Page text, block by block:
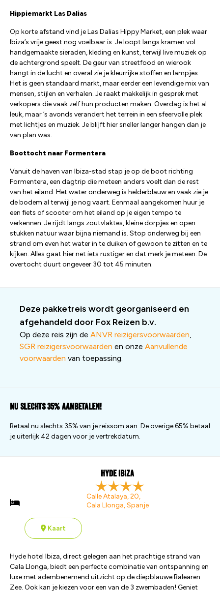
Hippiemarkt Las Dalias
Op korte afstand vind je Las Dalias Hippy Market, een plek waar
Ibiza’s vrije geest nog voelbaar is. Je loopt langs kramen vol
handgemaakte sieraden, kleding en kunst, terwijl live muziek op
de achtergrond speelt. De geur van streetfood en wierook
hangt in de lucht en overal zie je kleurrijke stoffen en lampjes.
Het is geen standaard markt, maar eerder een levendige mix van
mensen, stijlen en verhalen. Je raakt makkelijk in gesprek met
verkopers die vaak zelf hun producten maken. Overdag is het al
leuk, maar ’s avonds verandert het terrein in een sfeervolle plek
met lichtjes en muziek. Je blijft hier sneller langer hangen dan je
van plan was.
Boottocht naar Formentera
Vanuit de haven van Ibiza-stad stap je op de boot richting
Formentera, een dagtrip die meteen anders voelt dan de rest
van het eiland. Het water onderweg is helderblauw en vaak zie je
de bodem al terwijl je nog vaart. Eenmaal aangekomen huur je
een fiets of scooter om het eiland op je eigen tempo te
verkennen. Je rijdt langs zoutvlaktes, kleine dorpjes en open
stukken natuur waar bijna niemand is. Stop onderweg bij een
strand om even het water in te duiken of gewoon te zitten en te
kijken. Alles gaat hier net iets rustiger en dat merk je meteen. De
overtocht duurt ongeveer 30 tot 45 minuten.
Deze pakketreis wordt georganiseerd en
afgehandeld door Fox Reizen b.v.
Op deze reis zijn de ANVR reizigersvoorwaarden,
SGR reizigersvoorwaarden en onze Aanvullende
voorwaarden van toepassing.
Nu slechts 35% aanbetalen!
Betaal nu slechts 35% van je reissom aan. De overige 65% betaal
je uiterlijk 42 dagen voor je vertrekdatum.
Hyde Ibiza
Calle Atalaya, 20,
Cala Llonga, Spanje
Kaart
Hyde hotel Ibiza, direct gelegen aan het prachtige strand van
Cala Llonga, biedt een perfecte combinatie van ontspanning en
luxe met adembenemend uitzicht op de diepblauwe Balearen
Zee. Ook kan je kiezen voor een van de 3 zwembaden! Geniet